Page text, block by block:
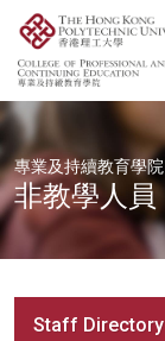
專業及持續教育學院
非教學人員
Staff Directory